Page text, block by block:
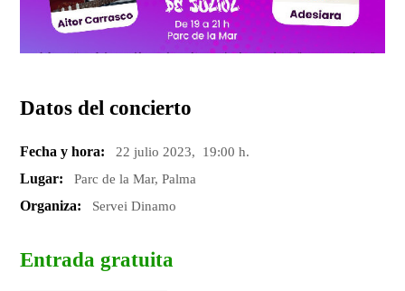
Datos del concierto
Fecha y hora: 22 julio 2023, 19:00 h.
Lugar: Parc de la Mar, Palma
Organiza: Servei Dinamo
Entrada gratuita